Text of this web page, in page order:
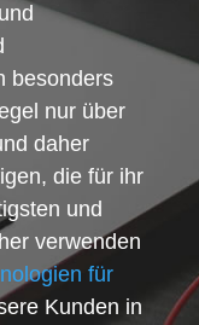
besonders
nur über
daher
die für ihr
und
verwenden
für
Kunden in